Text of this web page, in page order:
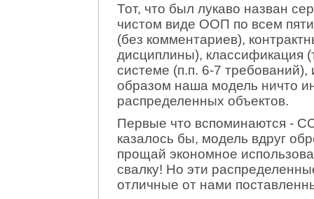
Тот, что был лукаво назван
чистом виде ООП по всем
(без комментариев),
дисциплины), классификация
системе (п.п. 6-7
образом наша модель ничто
распределенных объектов.
Первые что вспоминаются -
казалось бы, модель вдруг
прощай экономное
свалку! Но эти
отличные от нами